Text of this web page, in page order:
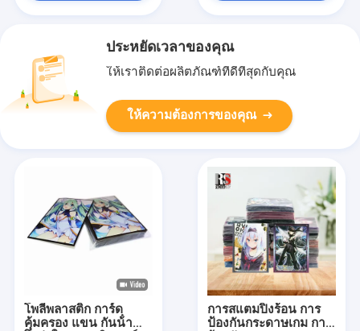
ประหยัดเวลาของคุณ
ให้เราติดต่อผลิตภัณฑ์ที่ดีที่สุดกับคุณ
ให้ความต้องการของคุณ
โพลีพลาสติก การ์ด
คุ้มครอง แขน กันน้ํา
การสแตมปิ้งร้อน การ
ป้องกันกระดาษเกม การ